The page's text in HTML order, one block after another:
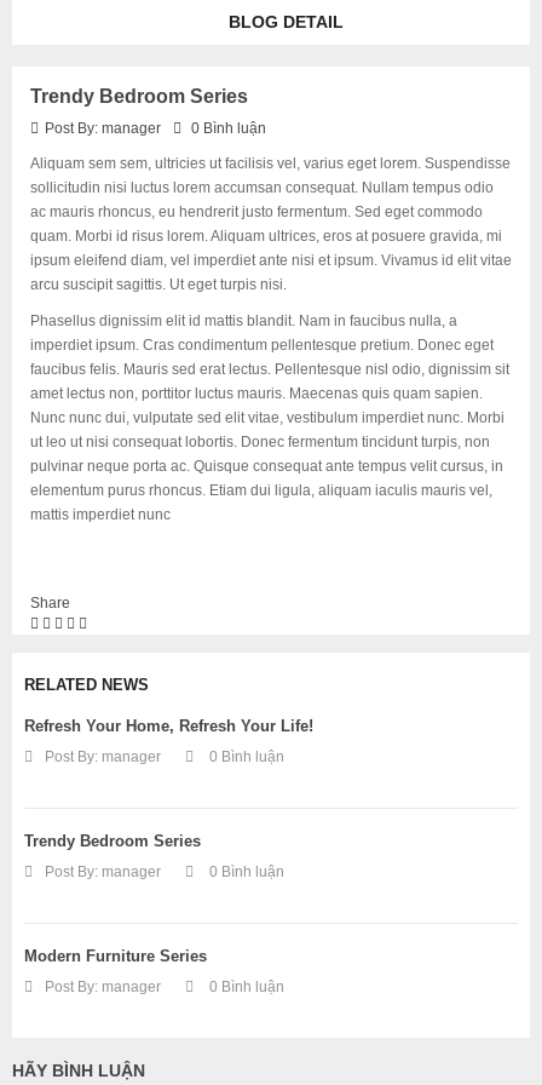
BLOG DETAIL
Trendy Bedroom Series
Post By: manager 0 Bình luận
Aliquam sem sem, ultricies ut facilisis vel, varius eget lorem. Suspendisse
sollicitudin nisi luctus lorem accumsan consequat. Nullam tempus odio
ac mauris rhoncus, eu hendrerit justo fermentum. Sed eget commodo
quam. Morbi id risus lorem. Aliquam ultrices, eros at posuere gravida, mi
ipsum eleifend diam, vel imperdiet ante nisi et ipsum. Vivamus id elit vitae
arcu suscipit sagittis. Ut eget turpis nisi.
Phasellus dignissim elit id mattis blandit. Nam in faucibus nulla, a
imperdiet ipsum. Cras condimentum pellentesque pretium. Donec eget
faucibus felis. Mauris sed erat lectus. Pellentesque nisl odio, dignissim sit
amet lectus non, porttitor luctus mauris. Maecenas quis quam sapien.
Nunc nunc dui, vulputate sed elit vitae, vestibulum imperdiet nunc. Morbi
ut leo ut nisi consequat lobortis. Donec fermentum tincidunt turpis, non
pulvinar neque porta ac. Quisque consequat ante tempus velit cursus, in
elementum purus rhoncus. Etiam dui ligula, aliquam iaculis mauris vel,
mattis imperdiet nunc
Share
RELATED NEWS
Refresh Your Home, Refresh Your Life!
Post By: manager 0 Bình luận
Trendy Bedroom Series
Post By: manager 0 Bình luận
Modern Furniture Series
Post By: manager 0 Bình luận
HÃY BÌNH LUẬN